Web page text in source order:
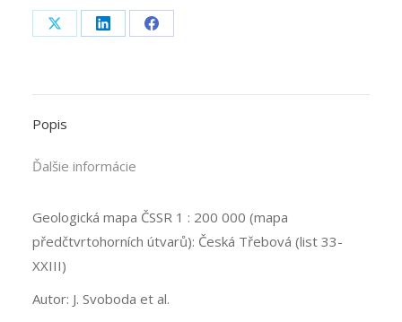
Share
X
Share
LinkedIn
Share
Facebook
Popis
Ďalšie informácie
Geologická mapa ČSSR 1 : 200 000 (mapa
předčtvrtohorních útvarů): Česká Třebová (list 33-
XXIII)
Autor: J. Svoboda et al.